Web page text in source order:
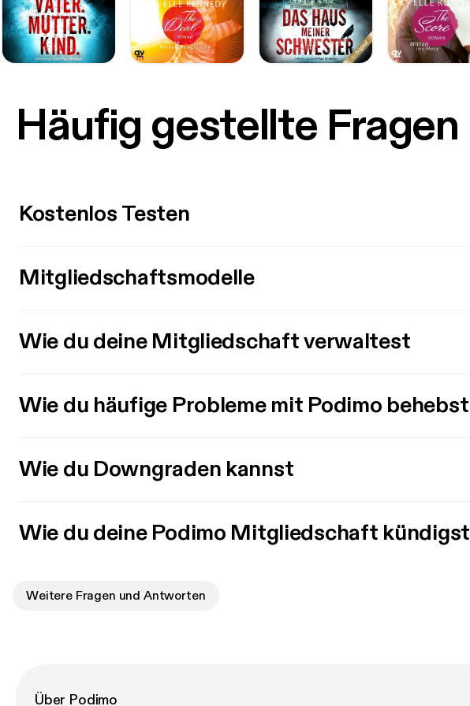
Häufig gestellte Fragen
Kostenlos Testen
Mitgliedschaftsmodelle
Wie du deine Mitgliedschaft verwaltest
Wie du häufige Probleme mit Podimo behebst
Wie du Downgraden kannst
Wie du deine Podimo Mitgliedschaft kündigst
Weitere Fragen und Antworten
Über Podimo